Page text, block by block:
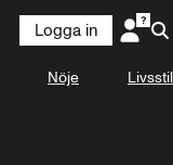
Logga in
Nöje Livsstil